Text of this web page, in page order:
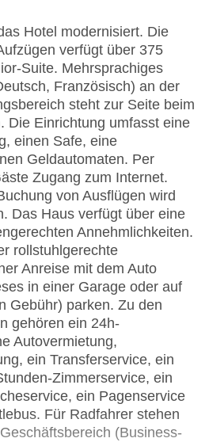
Hotel modernisiert. Die
verfügt über 375
Suite. Mehrsprachiges
Französisch) an der
steht zur Seite beim
Die Einrichtung umfasst eine
einen Safe, eine
Geldautomaten. Per
Zugang zum Internet.
von Ausflügen wird
Das Haus verfügt über eine
Annehmlichkeiten.
rollstuhlgerechte
Anreise mit dem Auto
in einer Garage oder auf
Gebühr) parken. Zu den
gehören ein 24h-
Autovermietung,
ein Transferservice, ein
Zimmerservice, ein
ein Pagenservice
Für Radfahrer stehen
(Business-